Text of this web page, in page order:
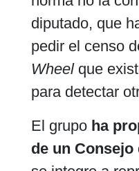
diputado, que
pedir el censo
Wheelque
para detectar
El grupo ha
de un Consejo